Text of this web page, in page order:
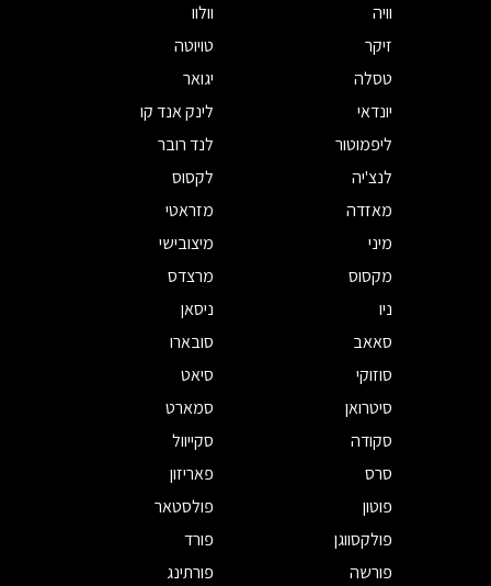
וויה
וולוו
זיקר
טויוטה
טסלה
יגואר
יונדאי
לינק אנד קו
ליפמוטור
לנד רובר
לנצ'יה
לקסוס
מאזדה
מזראטי
מיני
מיצובישי
מקסוס
מרצדס
ניו
ניסאן
סאאב
סובארו
סוזוקי
סיאט
סיטרואן
סמארט
סקודה
סקייוול
סרס
פאריזון
פוטון
פולסטאר
פולקסווגן
פורד
פורשה
פורתינג